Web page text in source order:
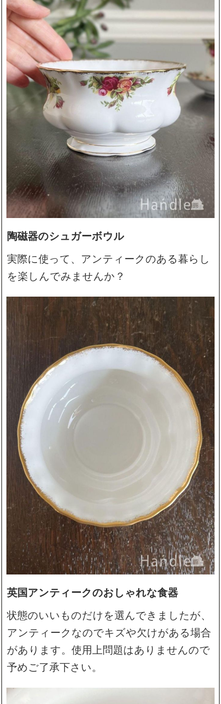
陶磁器のシュガーボウル
実際に使って、アンティークのある暮らし
を楽しんでみませんか？
英国アンティークのおしゃれな食器
状態のいいものだけを選んできましたが、
アンティークなのでキズや欠けがある場合
があります。使用上問題はありませんので
予めご了承下さい。